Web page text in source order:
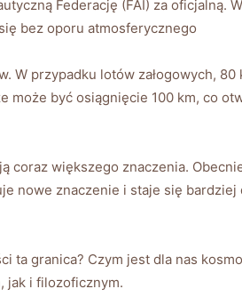
Federację (FAI) za oficjalną.
bez oporu atmosferycznego
przypadku lotów załogowych,
może być osiągnięcie 100 km, co
coraz większego znaczenia.
nowe znaczenie i staje się
ta granica? Czym jest dla nas
jak i filozoficznym.